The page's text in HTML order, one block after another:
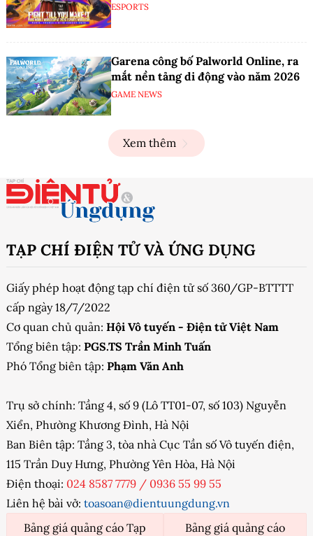
ESPORTS
Garena công bố Palworld Online, ra
mắt nền tảng di động vào năm 2026
GAME NEWS
Xem thêm
TẠP CHÍ ĐIỆN TỬ VÀ ỨNG DỤNG
Giấy phép hoạt động tạp chí điện tử số 360/GP-BTTTT
cấp ngày 18/7/2022
Cơ quan chủ quản: Hội Vô tuyến - Điện tử Việt Nam
Tổng biên tập: PGS.TS Trần Minh Tuấn
Phó Tổng biên tập: Phạm Văn Anh
Trụ sở chính: Tầng 4, số 9 (Lô TT01-07, số 103) Nguyễn
Xiển, Phường Khương Đình, Hà Nội
Ban Biên tập: Tầng 3, tòa nhà Cục Tần số Vô tuyến điện,
115 Trần Duy Hưng, Phường Yên Hòa, Hà Nội
Điện thoại: 024 8587 7779 / 0936 55 99 55
Liên hệ bài vở: toasoan@dientuungdung.vn
Bảng giá quảng cáo Tạp
Bảng giá quảng cáo